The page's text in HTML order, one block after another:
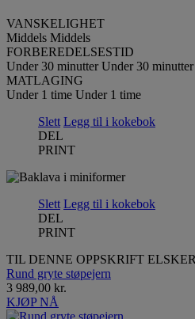
VANSKELIGHET
Middels Middels
FORBEREDELSESTID
Under 30 minutter Under 30 minutter
MATLAGING
Under 1 time Under 1 time
Slett Legg til i kokebok
DEL
PRINT
Slett Legg til i kokebok
DEL
PRINT
TIL DENNE OPPSKRIFT
Rund gryte støpejern
3 989,00 kr.
KJØP NÅ